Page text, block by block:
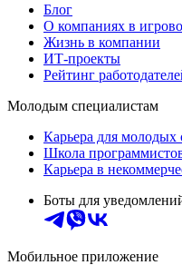
Блог
О компаниях в
Жизнь в компании
ИТ-проекты
Рейтинг
Молодым специалистам
Карьера для молодых
Школа
Карьера в
Боты для
Мобильное приложение